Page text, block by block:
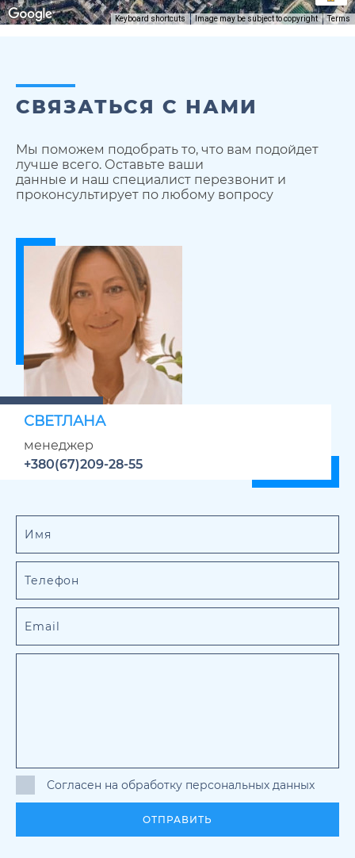
Keyboard shortcuts Image may be subject to copyright Terms
СВЯЗАТЬСЯ С НАМИ
Мы поможем подобрать то, что вам подойдет
лучше всего. Оставьте ваши
данные и наш специалист перезвонит и
проконсультирует по любому вопросу
СВЕТЛАНА
менеджер
+380(67)209-28-55
Согласен на обработку персональных данных
ОТПРАВИТЬ